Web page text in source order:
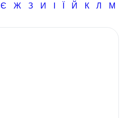
Є Ж З И І Ї Й К Л М